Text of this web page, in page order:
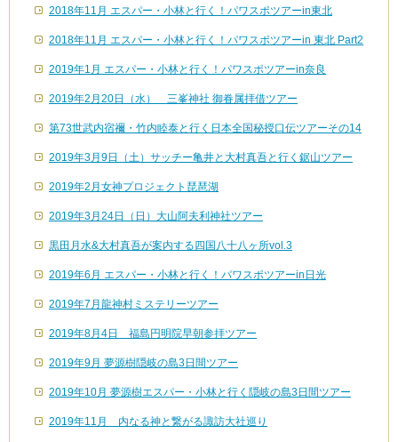
2018年11月 エスパー・小林と行く！パワスポツアーin東北
2018年11月 エスパー・小林と行く！パワスポツアーin 東北 Part2
2019年1月 エスパー・小林と行く！パワスポツアーin奈良
2019年2月20日（水） 三峯神社 御眷属拝借ツアー
第73世武内宿禰・竹内睦泰と行く日本全国秘授口伝ツアーその14
2019年3月9日（土）サッチー亀井と大村真吾と行く鋸山ツアー
2019年2月女神プロジェクト琵琶湖
2019年3月24日（日）大山阿夫利神社ツアー
黒田月水&大村真吾が案内する四国八十八ヶ所vol.3
2019年6月 エスパー・小林と行く！パワスポツアーin日光
2019年7月龍神村ミステリーツアー
2019年8月4日 福島円明院早朝参拝ツアー
2019年9月 夢源樹隠岐の島3日間ツアー
2019年10月 夢源樹エスパー・小林と行く隠岐の島3日間ツアー
2019年11月 内なる神と繋がる諏訪大社巡り